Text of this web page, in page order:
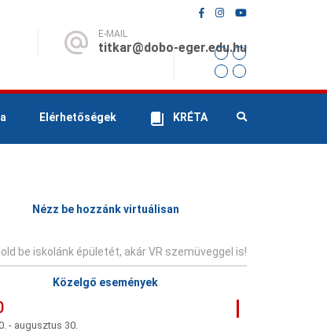
E-MAIL
titkar@dobo-eger.edu.hu
Elérhetőségek KRÉTA
Nézz be hozzánk virtuálisan
be iskolánk épületét, akár VR szemüveggel is!
Közelgő események
- augusztus 30.